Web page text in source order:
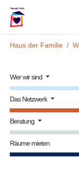
Haus der Familie
Wer wir sind
Das Netzwerk
Beratung
Räume mieten